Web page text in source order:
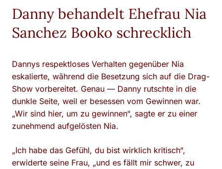
Danny behandelt Ehefrau Nia
Sanchez Booko schrecklich
Dannys respektloses Verhalten gegenüber Nia
eskalierte, während die Besetzung sich auf die Drag-
Show vorbereitet. Genau — Danny rutschte in die
dunkle Seite, weil er besessen vom Gewinnen war.
„Wir sind hier, um zu gewinnen“, sagte er zu einer
zunehmend aufgelösten Nia.
„Ich habe das Gefühl, du bist wirklich kritisch“,
erwiderte seine Frau, „und es fällt mir schwer, zu